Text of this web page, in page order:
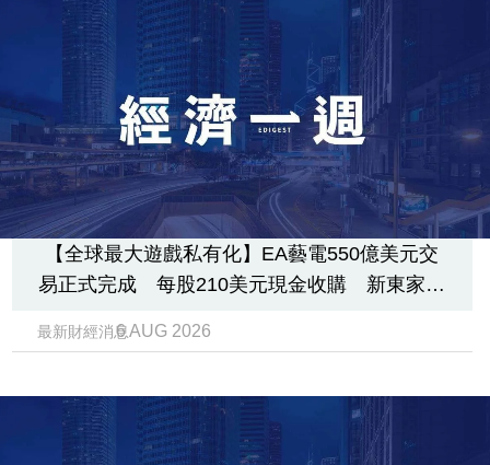
【全球最大遊戲私有化】EA藝電550億美元交
易正式完成 每股210美元現金收購 新東家揹
最新財經消息6 AUG 2026